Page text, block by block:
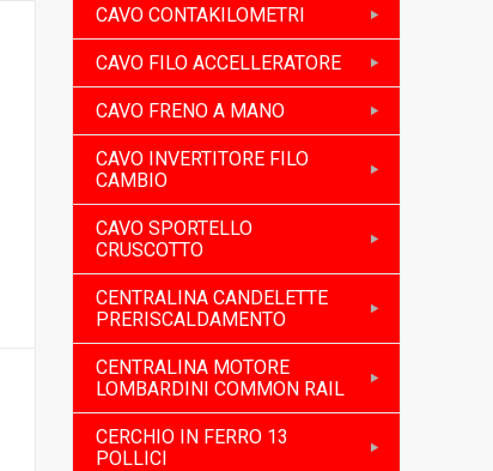
CAVO CONTAKILOMETRI
CAVO FILO ACCELLERATORE
CAVO FRENO A MANO
CAVO INVERTITORE FILO
CAMBIO
CAVO SPORTELLO
CRUSCOTTO
CENTRALINA CANDELETTE
PRERISCALDAMENTO
CENTRALINA MOTORE
LOMBARDINI COMMON RAIL
CERCHIO IN FERRO 13
POLLICI